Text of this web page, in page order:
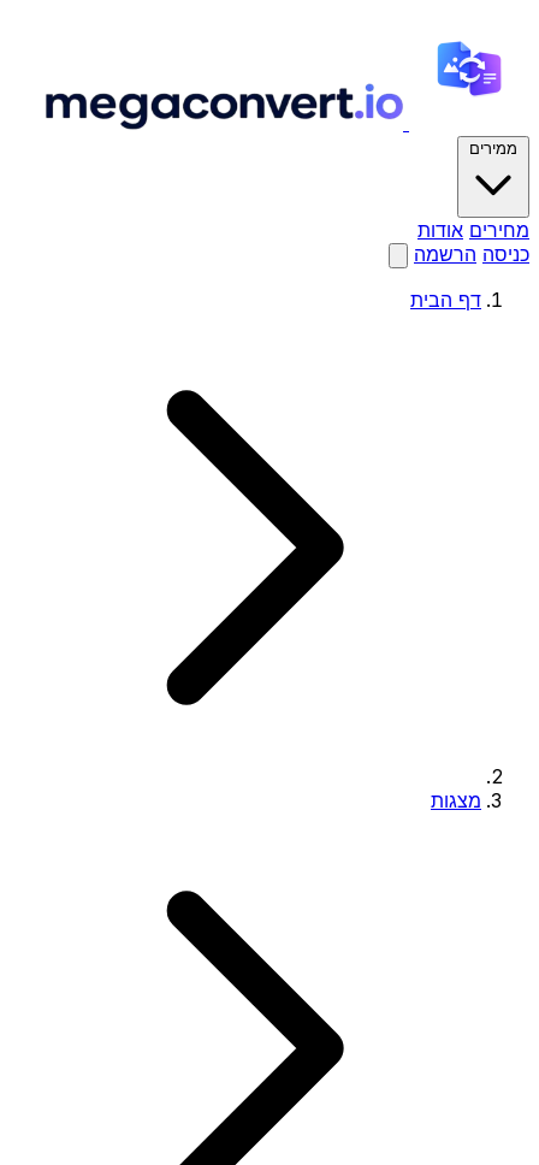
ממירים
מחירים אודות
כניסה הרשמה
דף הבית
מצגות